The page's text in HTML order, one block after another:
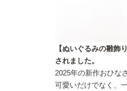
【ぬいぐるみの雛飾
されました。
2025年の新作おひな
可愛いだけでなく、